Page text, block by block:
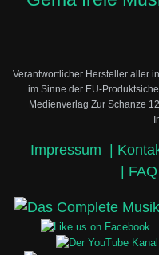
Verantwortlicher Hersteller aller
im Sinne der EU-
Medienverlag Zur Schanze
Impressum
FAQ